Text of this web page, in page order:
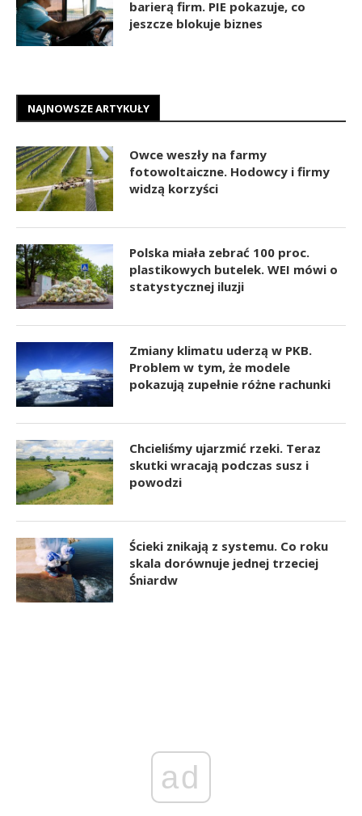
barierą firm. PIE pokazuje, co
jeszcze blokuje biznes
NAJNOWSZE ARTYKUŁY
Owce weszły na farmy
fotowoltaiczne. Hodowcy i firmy
widzą korzyści
Polska miała zebrać 100 proc.
plastikowych butelek. WEI mówi o
statystycznej iluzji
Zmiany klimatu uderzą w PKB.
Problem w tym, że modele
pokazują zupełnie różne rachunki
Chcieliśmy ujarzmić rzeki. Teraz
skutki wracają podczas susz i
powodzi
Ścieki znikają z systemu. Co roku
skala dorównuje jednej trzeciej
Śniardw
ad